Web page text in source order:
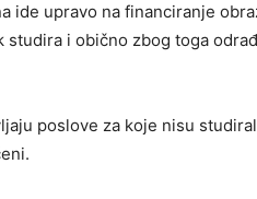
ide upravo na financiranje
studira i obično zbog toga
poslove za koje nisu